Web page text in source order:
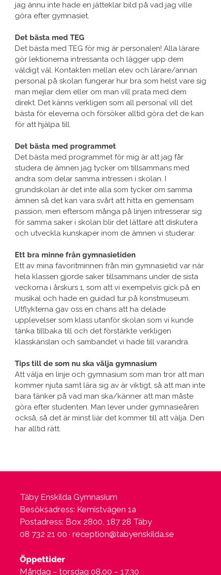
jag ännu inte hade en jätteklar bild på vad jag ville
göra efter gymnasiet.
Det bästa med TEG
Det bästa med TEG för mig är personalen! Alla lärare
gör lektionerna intressanta och lägger upp dem
väldigt väl. Kontakten mellan elev och lärare/annan
personal på skolan fungerar hur bra som helst vare sig
man mejlar dem eller om man vill prata med dem
direkt. Det känns verkligen som all personal vill det
bästa för eleverna och försöker alltid göra det de kan
för att hjälpa till.
Det bästa med programmet
Det bästa med programmet för mig är att jag får
studera de ämnen jag tycker om tillsammans med
andra som delar samma intressen i skolan. I
grundskolan är det inte alla som tycker om samma
ämnen så det kan vara svårt att hitta en gemensam
passion, men eftersom många på linjen intresserar sig
för samma saker i skolan blir det lättare att diskutera
och utveckla kunskaper inom de ämnen vi studerar.
Ett bra minne från gymnasietiden
Ett av mina favoritminnen från min gymnasietid var när
hela klassen gjorde saker tillsammans under de sista
veckorna i årskurs 1, som att vi exempelvis gick på en
musikal och hade en guidad tur på konstmuseum.
Utflykterna gav oss en chans att ha delade
upplevelser som klass utanför skolan som vi kunde
tänka tillbaka till och det förstärkte verkligen
klasskänslan och sambandet vi hade till varandra.
Tips till de som nu ska välja gymnasium
Att välja en linje och gymnasium som man tror att man
kommer njuta samt lära sig av är viktigt, så att man inte
bara tänker på vad man ska/känner att man måste
göra efter studenten. Man lever under gymnasieåren
också, så det är minst liär det kommer till att välja. Den
har alltid rätt.
Täby Enskilda Gymnasium
Besöksadress: Kemistvägen 1a
Postadress: Box 2800, 187 28 Täby
08 732 21 00 · reception@tabyenskilda.se
Öppettider
Måndag – torsdag 08.00 – 17.30